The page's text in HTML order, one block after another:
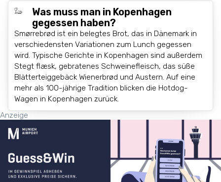
Was muss man in Kopenhagen
gegessen haben?
Smørrebrød ist ein belegtes Brot, das in Dänemark in
verschiedensten Variationen zum Lunch gegessen
wird. Typische Gerichte in Kopenhagen sind außerdem
Stegt flæsk, gebratenes Schweinefleisch, das süße
Blätterteiggebäck Wienerbrød und Austern. Auf eine
mehr als 100-jährige Tradition blicken die Hotdog-
Wagen in Kopenhagen zurück.
Anzeige